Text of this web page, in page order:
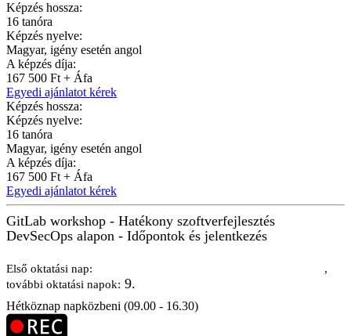
Képzés hossza:
16 tanóra
Képzés nyelve:
Magyar, igény esetén angol
A képzés díja:
167 500 Ft + Áfa
Egyedi ajánlatot kérek
Képzés hossza:
Képzés nyelve:
16 tanóra
Magyar, igény esetén angol
A képzés díja:
167 500 Ft + Áfa
Egyedi ajánlatot kérek
GitLab workshop - Hatékony szoftverfejlesztés
DevSecOps alapon - Időpontok és jelentkezés
Első oktatási nap:
,
további oktatási napok: 9.
Hétköznap napközbeni (09.00 - 16.30)